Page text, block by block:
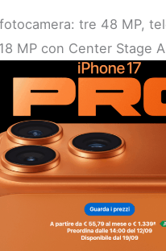
tre 48 MP,
MP con Center Stage